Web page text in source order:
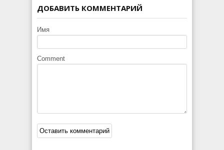
ДОБАВИТЬ КОММЕНТАРИЙ
Имя
Comment